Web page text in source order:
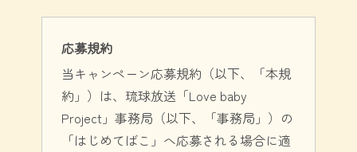
応募規約
当キャンペーン応募規約（以下、「本規
約」）は、琉球放送「Love baby
Project」事務局（以下、「事務局」）の
「はじめてばこ」へ応募される場合に適